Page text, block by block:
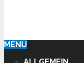
MENU